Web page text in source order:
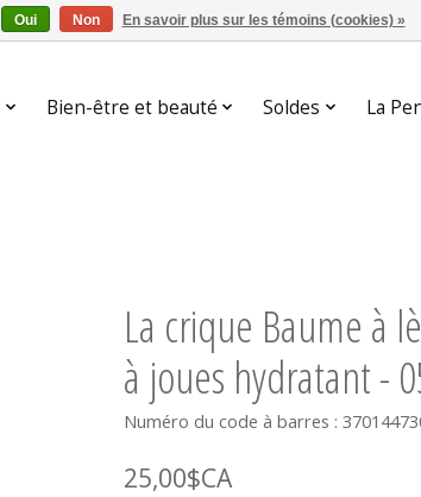
Bien-être et beauté Soldes
La
La crique Baume à
à joues hydratant -
Numéro du code à barres :
25,00$CA
Oui Non En savoir plus sur les témoins (cookies) »